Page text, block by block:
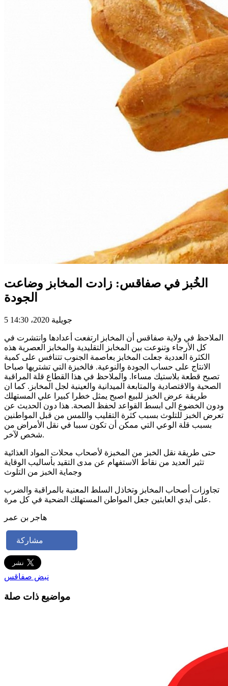
الخُبز في صفاقس: زادت المخابز وضاعت
الجودة
5 جويلية 2020، 14:30
الملاحظ في ولاية صفاقس أن المخابز ارتفعت أعدادها وانتشرت في
كل الأرجاء وتنوعت بين المخابز التقليدية والمخابز العصرية هذه
الكثرة العددية جعلت المخابز بعاصمة الجنوب تتنافس على كمية
الانتاج على حساب الجودة والنوعية. فالخبزة التي تشتريها صباحا
تصبح قطعة بلاستيك مساءا. والملاحظ في هذا القطاع قلة المراقبة
الصحية والاقتصادية والمتابعة الميدانية والعينية لجل المخابز. كما ان
طريقة عرض الخبز للبيع اصبح يمثل خطرا كبيرا علي المستهلك
ودون الخضوع الى ابسط القواعد لحفظ الصحة. هذا دون الحديث عن
تعرض الخبز للتلوث بسبب كثرة التقليب واللمس من قبل المواطنين
بسبب قلة الوعي التي ممكن أن تكون سببا في نقل الأمراض من
شخص لآخر.
حتى طريقة نقل الخبز من المخبزة لأصحاب محلات المواد الغذائية
تثير العديد من نقاط الاستفهام عن مدى التقيد بأساليب الوقاية
وجماية الخبز من التلوث
تجاوزات أصحاب المخابز وتخاذل السلط المعنية بالمراقبة والضرب
على أيدي العابثين جعل المواطن المستهلك الضحية في كل مرة.
هاجر بن عمر
مشاركة
نبض صفاقس
مواضيع ذات صلة